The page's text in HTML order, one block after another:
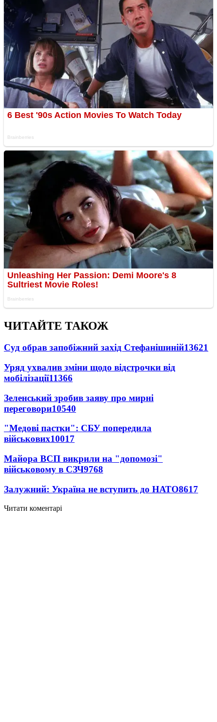
ЧИТАЙТЕ ТАКОЖ
Суд обрав запобіжний захід Стефанішиній13621
Уряд ухвалив зміни щодо відстрочки від
мобілізації11366
Зеленський зробив заяву про мирні
переговори10540
"Медові пастки": СБУ попередила
військових10017
Майора ВСП викрили на "допомозі"
військовому в СЗЧ9768
Залужний: Україна не вступить до НАТО8617
Читати коментарі